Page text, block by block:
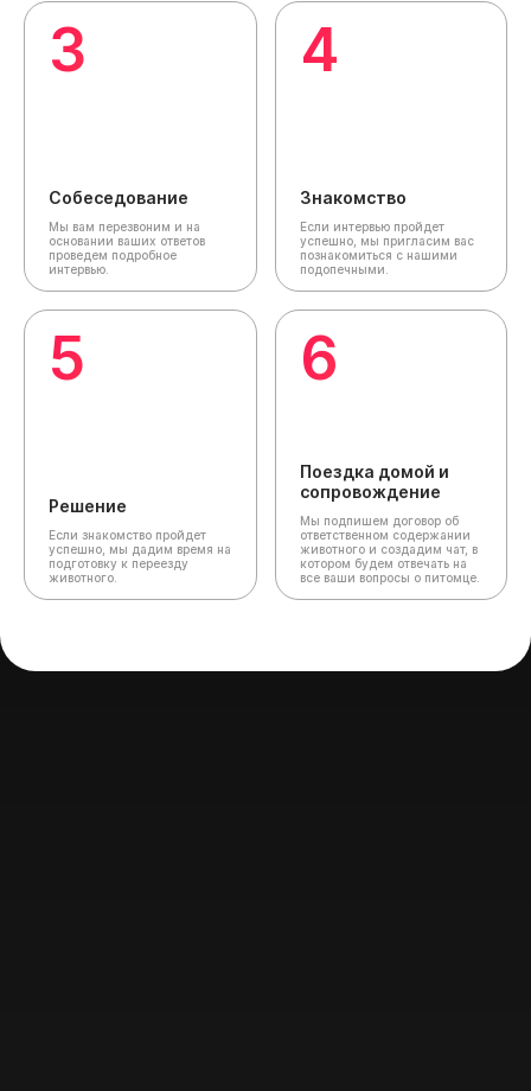
3
Собеседование
Мы вам перезвоним и на
основании ваших ответов
проведем подробное
интервью.
4
Знакомство
Если интервью пройдет
успешно, мы пригласим вас
познакомиться с нашими
подопечными.
5
Решение
Если знакомство пройдет
успешно, мы дадим время на
подготовку к переезду
животного.
6
Поездка домой и
сопровождение
Мы подпишем договор об
ответственном содержании
животного и создадим чат, в
котором будем отвечать на
все ваши вопросы о питомце.